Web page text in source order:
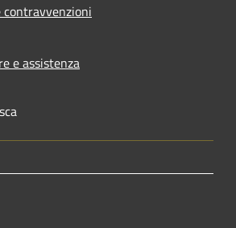
e assistenza